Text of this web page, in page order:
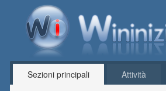
Sezioni principali Attività